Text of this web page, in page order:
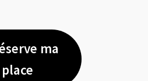
ma
place